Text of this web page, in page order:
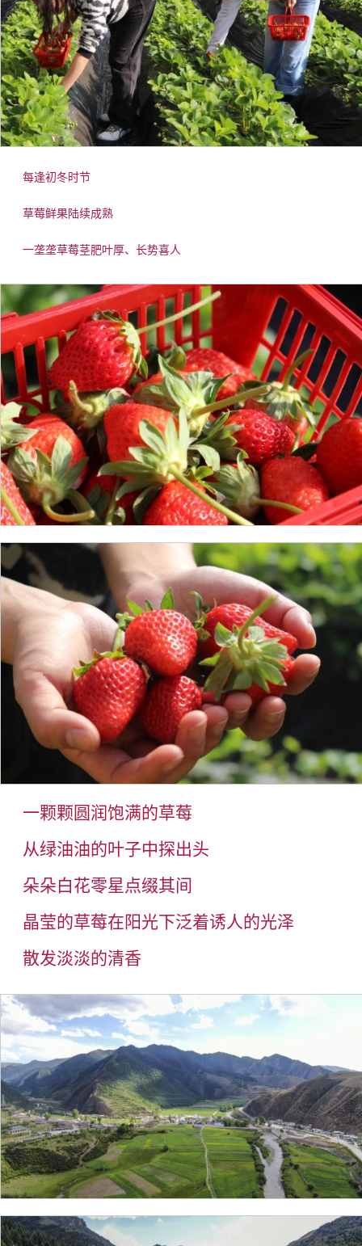
每逢初冬时节
草莓鲜果陆续成熟
一垄垄草莓茎肥叶厚、长势喜人
一颗颗圆润饱满的草莓
从绿油油的叶子中探出头
朵朵白花零星点缀其间
晶莹的草莓在阳光下泛着诱人的光泽
散发淡淡的清香